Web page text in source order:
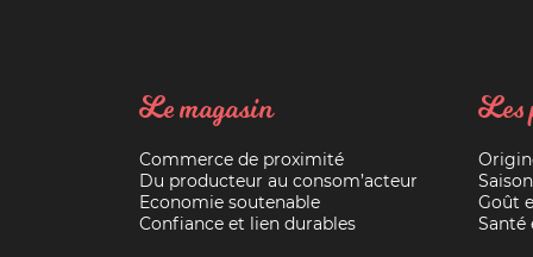
Le magasin
Commerce de proximité
Du producteur au consom’acteur
Economie soutenable
Confiance et lien durables
Les
Goût
Santé